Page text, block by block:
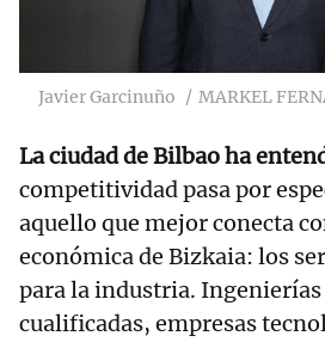
Javier Garcinuño MARKEL
La ciudad de Bilbao ha
competitividad pasa por
aquello que mejor conecta
económica de Bizkaia: los
para la industria.
cualificadas, empresas